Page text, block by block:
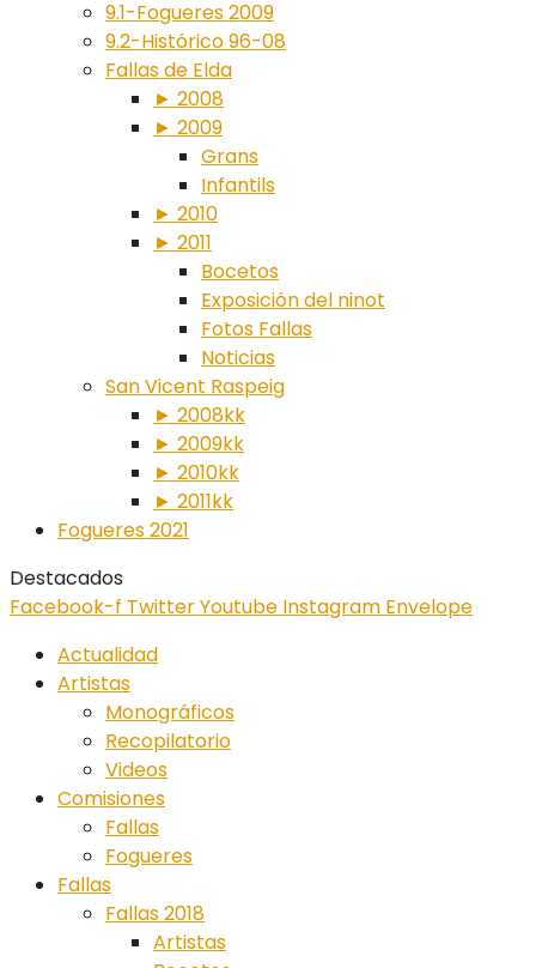
9.1-Fogueres 2009
9.2-Histórico 96-08
Fallas de Elda
► 2008
► 2009
Grans
Infantils
► 2010
► 2011
Bocetos
Exposición del ninot
Fotos Fallas
Noticias
San Vicent Raspeig
► 2008kk
► 2009kk
► 2010kk
► 2011kk
Fogueres 2021
Destacados
Facebook-f TwitterYoutube Instagram Envelope
Actualidad
Artistas
Monográficos
Recopilatorio
Videos
Comisiones
Fallas
Fogueres
Fallas
Fallas 2018
Artistas